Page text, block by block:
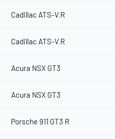
Cadillac ATS-V.R
Cadillac ATS-V.R
Acura NSX GT3
Acura NSX GT3
Porsche 911 GT3 R